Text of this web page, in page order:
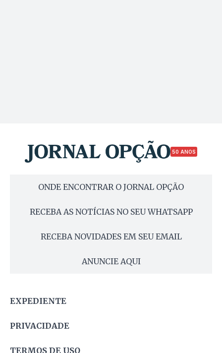
50 ANOS
ONDE ENCONTRAR O JORNAL OPÇÃO
RECEBA AS NOTÍCIAS NO SEU WHATSAPP
RECEBA NOVIDADES EM SEU EMAIL
ANUNCIE AQUI
EXPEDIENTE
PRIVACIDADE
TERMOS DE USO